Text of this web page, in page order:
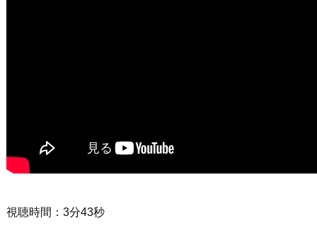
視聴時間：3分43秒